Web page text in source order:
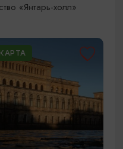
«Янтарь-холл»